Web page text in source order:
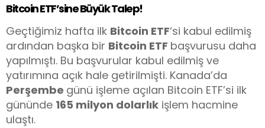
Bitcoin ETF’sine Büyük Talep!
Geçtiğimiz hafta ilk Bitcoin ETF‘si kabul edilmiş
ardından başka bir Bitcoin ETF başvurusu daha
yapılmıştı. Bu başvurular kabul edilmiş ve
yatırımına açık hale getirilmişti. Kanada’da
Perşembe günü işleme açılan Bitcoin ETF’si ilk
gününde 165 milyon dolarlık işlem hacmine
ulaştı.